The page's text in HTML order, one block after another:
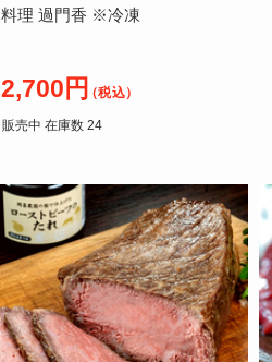
料理 過門香 ※冷凍
2,700円 （税込）
販売中 在庫数 24